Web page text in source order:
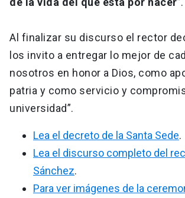
Al finalizar su discurso el rector
los invito a entregar lo mejor de
nosotros en honor a Dios, como
patria y como servicio y
universidad”.
Lea el decreto de la Santa Sede.
Lea el discurso completo del
Sánchez.
Para ver imágenes de la